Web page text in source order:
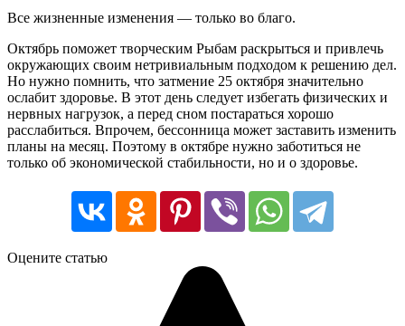
Все жизненные изменения — только во благо.
Октябрь поможет творческим Рыбам раскрыться и привлечь
окружающих своим нетривиальным подходом к решению дел.
Но нужно помнить, что затмение 25 октября значительно
ослабит здоровье. В этот день следует избегать физических и
нервных нагрузок, а перед сном постараться хорошо
расслабиться. Впрочем, бессонница может заставить изменить
планы на месяц. Поэтому в октябре нужно заботиться не
только об экономической стабильности, но и о здоровье.
Оцените статью